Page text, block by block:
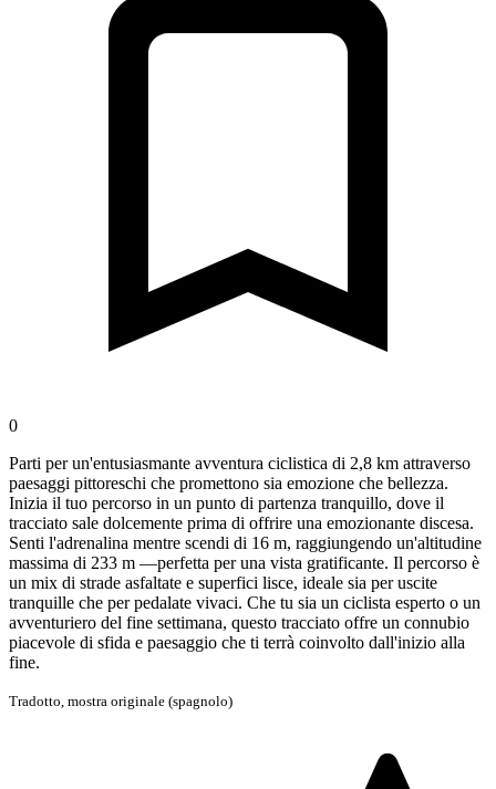
0
Parti per un'entusiasmante avventura ciclistica di 2,8 km attraverso
paesaggi pittoreschi che promettono sia emozione che bellezza.
Inizia il tuo percorso in un punto di partenza tranquillo, dove il
tracciato sale dolcemente prima di offrire una emozionante discesa.
Senti l'adrenalina mentre scendi di 16 m, raggiungendo un'altitudine
massima di 233 m —perfetta per una vista gratificante. Il percorso è
un mix di strade asfaltate e superfici lisce, ideale sia per uscite
tranquille che per pedalate vivaci. Che tu sia un ciclista esperto o un
avventuriero del fine settimana, questo tracciato offre un connubio
piacevole di sfida e paesaggio che ti terrà coinvolto dall'inizio alla
fine.
Tradotto, mostra originale (spagnolo)